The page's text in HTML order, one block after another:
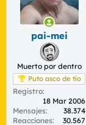
pai-mei
Muerto por dentro
Puto asco de tío
Registro
18 Mar 2006
Mensajes
38.374
Reacciones
30.567